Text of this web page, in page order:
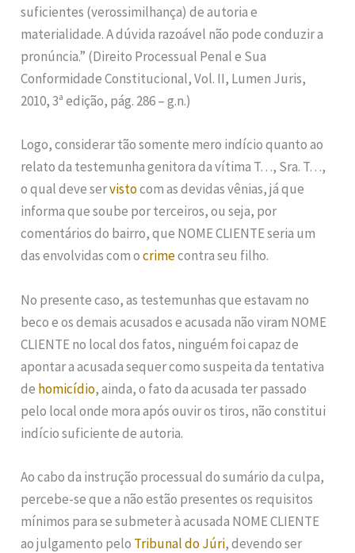
suficientes (verossimilhança) de autoria e
materialidade. A dúvida razoável não pode conduzir a
pronúncia.” (Direito Processual Penal e Sua
Conformidade Constitucional, Vol. II, Lumen Juris,
2010, 3ª edição, pág. 286 – g.n.)
Logo, considerar tão somente mero indício quanto ao
relato da testemunha genitora da vítima T…, Sra. T…,
o qual deve servistocom as devidas vênias, já que
informa que soube por terceiros, ou seja, por
comentários do bairro, que NOME CLIENTE seria um
das envolvidas com ocrimecontra seu filho.
No presente caso, as testemunhas que estavam no
beco e os demais acusados e acusada não viram NOME
CLIENTE no local dos fatos, ninguém foi capaz de
apontar a acusada sequer como suspeita da tentativa
de homicídio, ainda, o fato da acusada ter passado
pelo local onde mora após ouvir os tiros, não constitui
indício suficiente de autoria.
Ao cabo da instrução processual do sumário da culpa,
percebe-se que a não estão presentes os requisitos
mínimos para se submeter à acusada NOME CLIENTE
ao julgamento pelo Tribunal do Júri, devendo ser